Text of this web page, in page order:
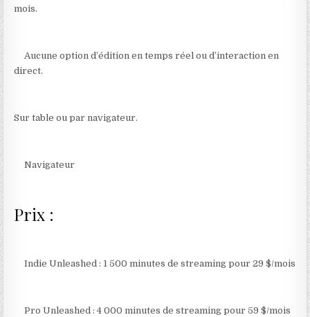
mois.
Aucune option d’édition en temps réel ou d’interaction en
direct.
Sur table ou par navigateur.
Navigateur
Prix :
Indie Unleashed : 1 500 minutes de streaming pour 29 $/mois
Pro Unleashed : 4 000 minutes de streaming pour 59 $/mois